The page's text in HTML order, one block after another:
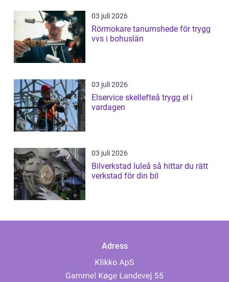
03 juli 2026
Rörmokare tanumshede för trygg
vvs i bohuslän
03 juli 2026
Elservice skellefteå trygg el i
vardagen
03 juli 2026
Bilverkstad luleå så hittar du rätt
verkstad för din bil
Adress